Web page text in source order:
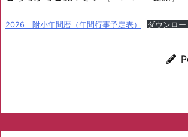
2026 附小年間暦（年間行事予定表） ダウンロー